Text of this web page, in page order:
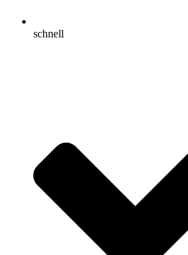
schnell